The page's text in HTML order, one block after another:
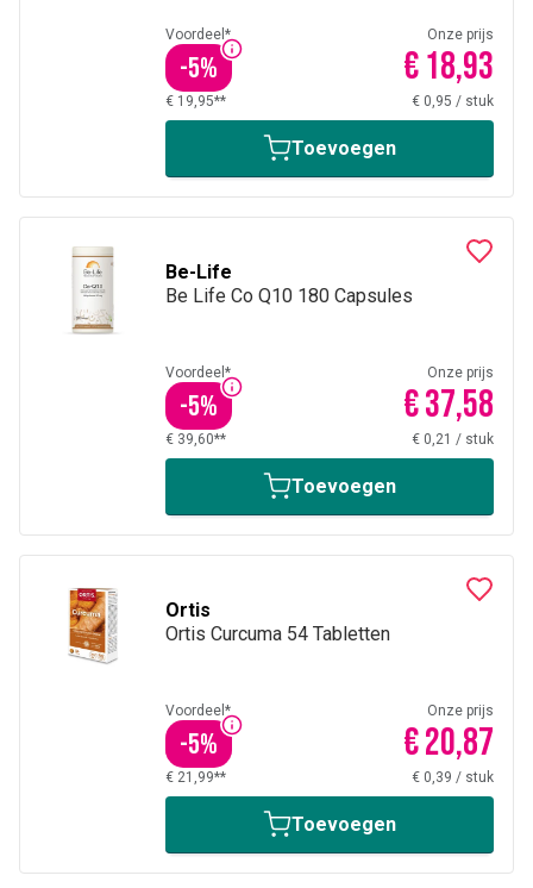
Voordeel*
-5%
Onze prijs
€ 18,93
€ 19,95** € 0,95 / stuk
Toevoegen
Be-Life
Be Life Co Q10 180 Capsules
Voordeel*
-5%
Onze prijs
€ 37,58
€ 39,60** € 0,21 / stuk
Toevoegen
Ortis
Ortis Curcuma 54 Tabletten
Voordeel*
-5%
Onze prijs
€ 20,87
€ 21,99** € 0,39 / stuk
Toevoegen